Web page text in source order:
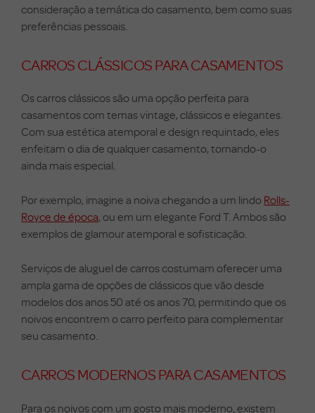
consideração a temática do casamento, bem como suas
preferências pessoais.
CARROS CLÁSSICOS PARA CASAMENTOS
Os carros clássicos são uma opção perfeita para
casamentos com temas vintage, clássicos e elegantes.
Com sua estética atemporal e design requintado, eles
enfeitam o dia de qualquer casamento, tornando-o
ainda mais especial.
Por exemplo, imagine a noiva chegando a um lindo Rolls-
Royce de época, ou em um elegante Ford T. Ambos são
exemplos de glamour atemporal e sofisticação.
Serviços de aluguel de carros costumam oferecer uma
ampla gama de opções de clássicos que vão desde
modelos dos anos 50 até os anos 70, permitindo que os
noivos encontrem o carro perfeito para complementar
seu casamento.
CARROS MODERNOS PARA CASAMENTOS
Para os noivos com um gosto mais moderno, existem